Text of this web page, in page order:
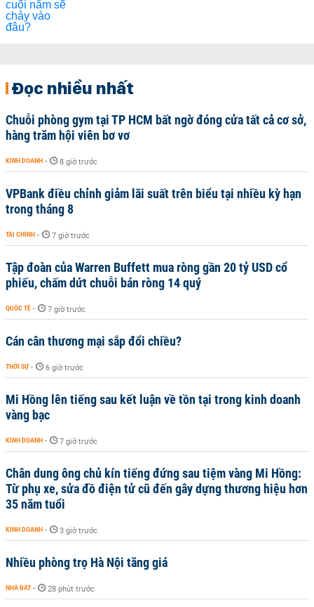
Đọc nhiều nhất
Chuỗi phòng gym tại TP HCM bất ngờ đóng cửa tất cả cơ sở,
hàng trăm hội viên bơ vơ
KINH DOANH - 8 giờ trước
VPBank điều chỉnh giảm lãi suất trên biểu tại nhiều kỳ hạn
trong tháng 8
TÀI CHÍNH - 7 giờ trước
Tập đoàn của Warren Buffett mua ròng gần 20 tỷ USD cổ
phiếu, chấm dứt chuỗi bán ròng 14 quý
QUỐC TẾ - 7 giờ trước
Cán cân thương mại sắp đổi chiều?
THỜI SỰ - 6 giờ trước
Mi Hồng lên tiếng sau kết luận về tồn tại trong kinh doanh
vàng bạc
KINH DOANH - 7 giờ trước
Chân dung ông chủ kín tiếng đứng sau tiệm vàng Mi Hồng:
Từ phụ xe, sửa đồ điện tử cũ đến gây dựng thương hiệu hơn
35 năm tuổi
KINH DOANH - 3 giờ trước
Nhiều phòng trọ Hà Nội tăng giá
NHÀ ĐẤT - 28 phút trước